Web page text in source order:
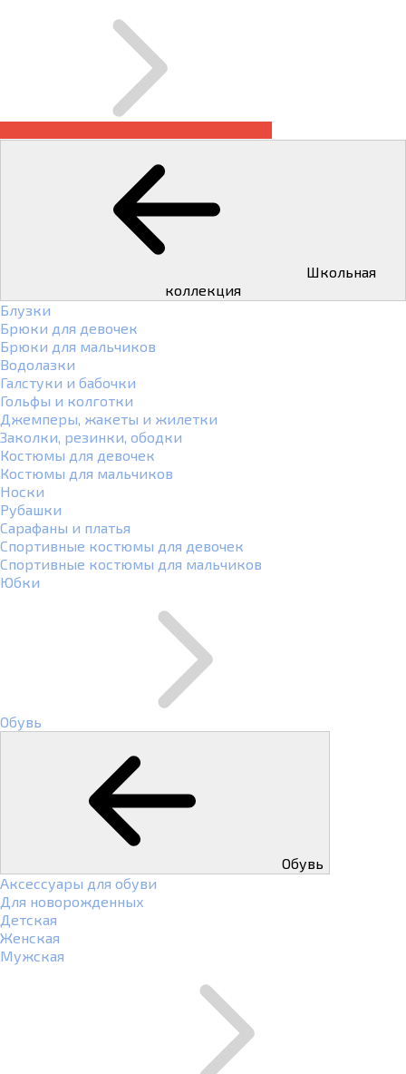
коллекция
Блузки
Брюки для девочек
Брюки для мальчиков
Водолазки
Галстуки и бабочки
Гольфы и колготки
Джемперы, жакеты и жилетки
Заколки, резинки, ободки
Костюмы для девочек
Костюмы для мальчиков
Носки
Рубашки
Сарафаны и платья
Спортивные костюмы для девочек
Спортивные костюмы для мальчиков
Юбки
Обувь
Обувь
Аксессуары для обуви
Для новорожденных
Детская
Женская
Мужская